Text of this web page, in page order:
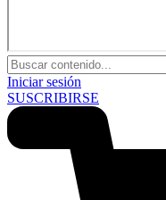
Iniciar sesión
SUSCRIBIRSE